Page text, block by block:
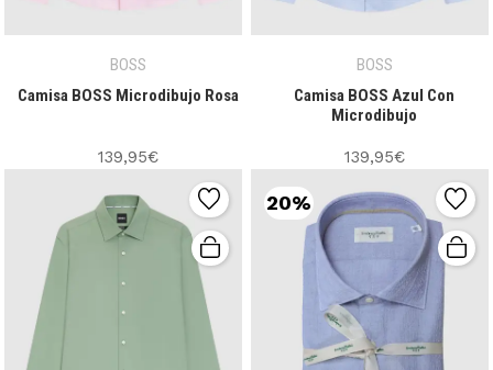
BOSS
Camisa BOSS Microdibujo Rosa
139,95€
BOSS
Camisa BOSS Azul Con
Microdibujo
139,95€
20%